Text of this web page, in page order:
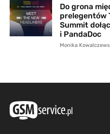
Do grona
prelegentów
Summit
i PandaDoc
Monika